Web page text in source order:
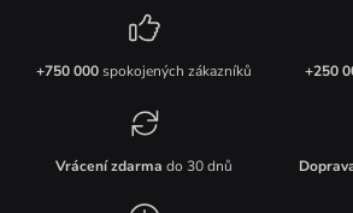
+750 000spokojených zákazníků +250
Vrácení zdarma do 30 dnů